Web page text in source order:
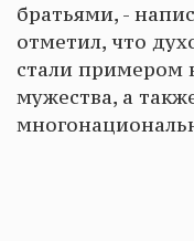
братьями, -
отметил, что
стали примером
мужества, а